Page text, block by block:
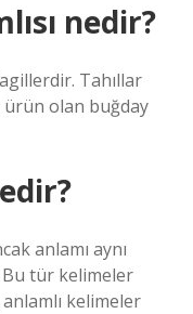
nedir?
Tahıllar
ürün olan buğday
anlamı aynı
Bu tür kelimeler
kelimeler